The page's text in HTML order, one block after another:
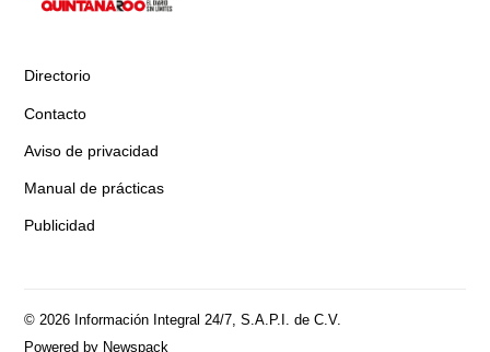
Directorio
Contacto
Aviso de privacidad
Manual de prácticas
Publicidad
© 2026 Información Integral 24/7, S.A.P.I. de C.V.
Powered by Newspack